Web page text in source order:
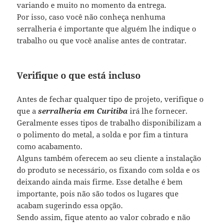
variando e muito no momento da entrega.
Por isso, caso você não conheça nenhuma
serralheria é importante que alguém lhe indique o
trabalho ou que você analise antes de contratar.
Verifique o que está incluso
Antes de fechar qualquer tipo de projeto, verifique o
que aserralheria em Curitiba irá lhe fornecer.
Geralmente esses tipos de trabalho disponibilizam a
o polimento do metal, a solda e por fim a tintura
como acabamento.
Alguns também oferecem ao seu cliente a instalação
do produto se necessário, os fixando com solda e os
deixando ainda mais firme. Esse detalhe é bem
importante, pois não são todos os lugares que
acabam sugerindo essa opção.
Sendo assim, fique atento ao valor cobrado e não